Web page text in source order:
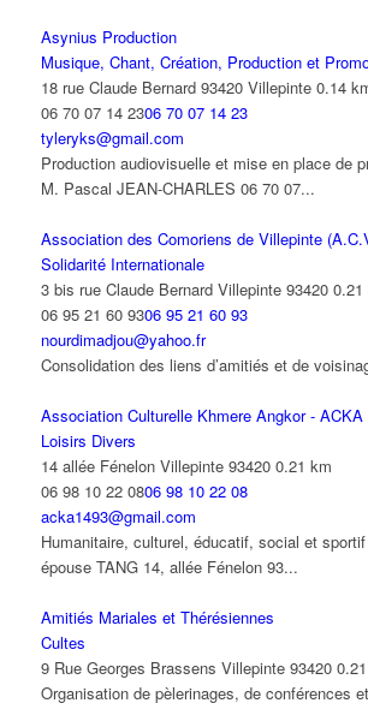
Asynius Production
Musique, Chant, Création, Production et
18 rue Claude Bernard 93420 Villepinte 0.14
06 70 07 14 2306 70 07 14 23
tyleryks@gmail.com
Production audiovisuelle et mise en place de
M. Pascal JEAN-CHARLES 06 70 07...
Association des Comoriens de Villepinte
Solidarité Internationale
3 bis rue Claude Bernard Villepinte 93420 0.21
06 95 21 60 9306 95 21 60 93
nourdimadjou@yahoo.fr
Consolidation des liens d’amitiés et de
Association Culturelle Khmere Angkor - ACKA
Loisirs Divers
14 allée Fénelon Villepinte 93420 0.21 km
06 98 10 22 0806 98 10 22 08
acka1493@gmail.com
Humanitaire, culturel, éducatif, social et
épouse TANG 14, allée Fénelon 93...
Amitiés Mariales et Thérésiennes
Cultes
9 Rue Georges Brassens Villepinte 93420
Organisation de pèlerinages, de conférences